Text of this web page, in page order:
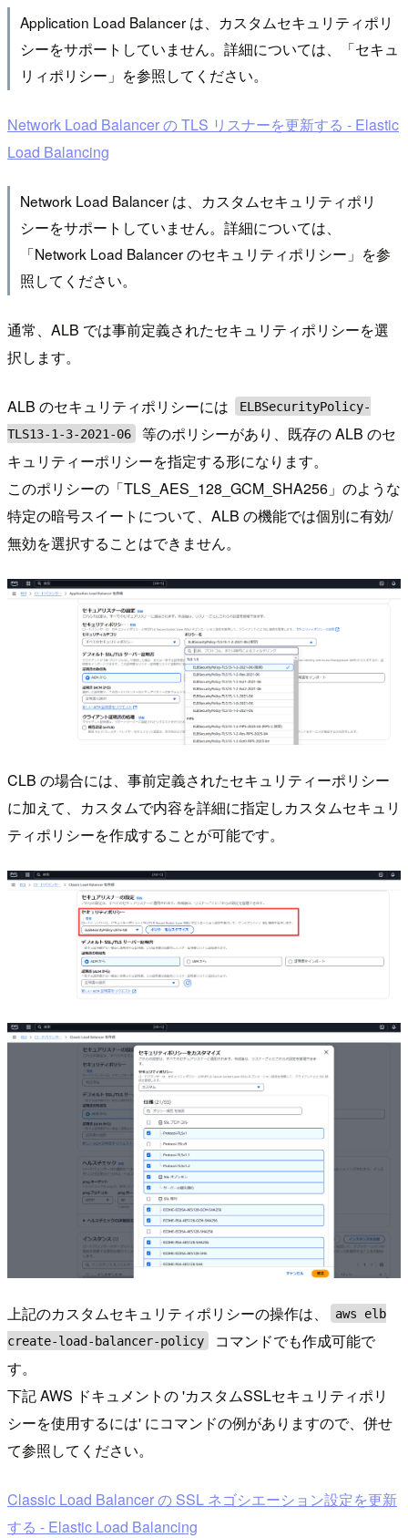
Application Load Balancer は、カスタムセキュリティポリ
シーをサポートしていません。詳細については、「セキュ
リィポリシー」を参照してください。
Network Load Balancer の TLS リスナーを更新する - Elastic
Load Balancing
Network Load Balancer は、カスタムセキュリティポリ
シーをサポートしていません。詳細については、
「Network Load Balancer のセキュリティポリシー」を参
照してください。
通常、ALB では事前定義されたセキュリティポリシーを選
択します。
ALB のセキュリティポリシーには
ELBSecurityPolicy-
TLS13-1-3-2021-06
等のポリシーがあり、既存の ALB のセ
キュリティーポリシーを指定する形になります。
このポリシーの「TLS_AES_128_GCM_SHA256」のような
特定の暗号スイートについて、ALB の機能では個別に有効/
無効を選択することはできません。
CLB の場合には、事前定義されたセキュリティーポリシー
に加えて、カスタムで内容を詳細に指定しカスタムセキュリ
ティポリシーを作成することが可能です。
上記のカスタムセキュリティポリシーの操作は、
aws elb
create-load-balancer-policy
コマンドでも作成可能で
す。
下記 AWS ドキュメントの 'カスタムSSLセキュリティポリ
シーを使用するには' にコマンドの例がありますので、併せ
て参照してください。
Classic Load Balancer の SSL ネゴシエーション設定を更新
する - Elastic Load Balancing